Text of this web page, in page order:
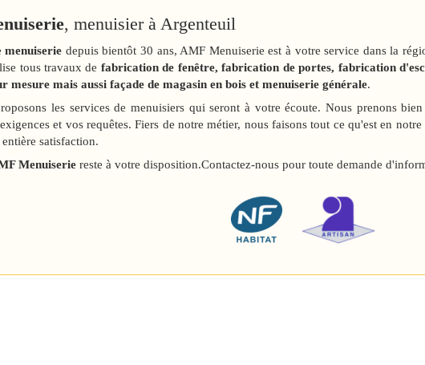
, menuisier à Argenteuil
menuiserie depuis bientôt 30 ans, AMF Menuiserie est à votre service dans la
tous travaux de fabrication de fenêtre, fabrication de portes, fabrication
mesure mais aussi façade de magasin en bois et menuiserie générale.
les services de menuisiers qui seront à votre écoute. Nous prenons
et vos requêtes. Fiers de notre métier, nous faisons tout ce qu'est en
satisfaction.
Menuiserie reste à votre disposition.Contactez-nous pour toute demande